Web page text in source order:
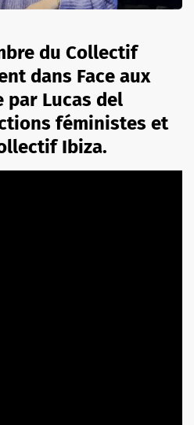
du Collectif
dans Face aux
par Lucas del
féministes et
Ibiza.